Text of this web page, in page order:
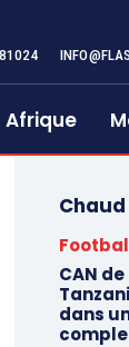
Afrique
CAN
dans